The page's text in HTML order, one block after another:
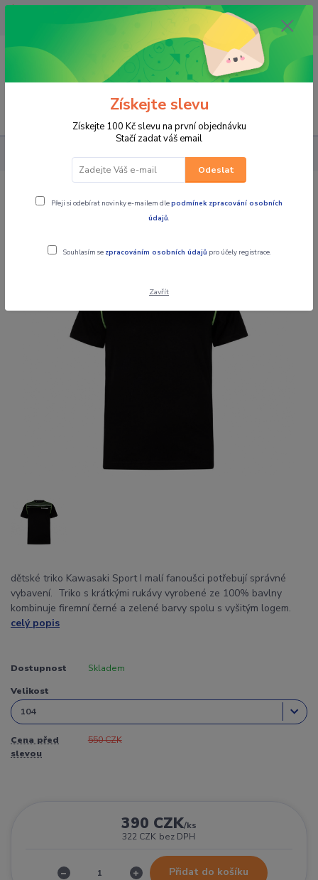
OPAVA 733537099/HLUČÍN
734541648/OLOMOUC 734593593
0,00 CZK
PRO JEZDCE KAWASAKI dětské triko Sport
KAWASAKI dětské triko Sport
dětské triko Kawasaki Sport I malí fanoušci potřebují správné
vybavení. Triko s krátkými rukávy vyrobené ze 100% bavlny
kombinuje firemní černé a zelené barvy spolu s vyšitým logem.
celý popis
Dostupnost Skladem
Velikost
Cena před
slevou
550 CZK
390 CZK/ks
322 CZK bez DPH
Přidat do košíku
Získejte slevu
Získejte 100 Kč slevu na první objednávku
Stačí zadat váš email
Odeslat
Přeji si odebírat novinky e-mailem dlepodmínek zpracování osobních
údajů.
Souhlasím se zpracováním osobních údajů pro účely registrace.
Zavřít